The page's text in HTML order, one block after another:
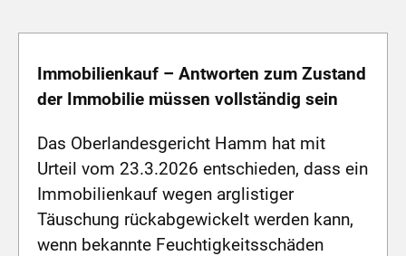
Immobilienkauf – Antworten zum Zustand
der Immobilie müssen vollständig sein
Das Oberlandesgericht Hamm hat mit
Urteil vom 23.3.2026 entschieden, dass ein
Immobilienkauf wegen arglistiger
Täuschung rückabgewickelt werden kann,
wenn bekannte Feuchtigkeitsschäden